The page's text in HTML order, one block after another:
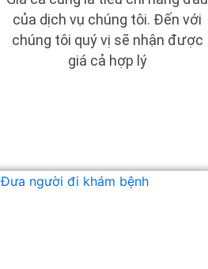
của dịch vụ chúng tôi. Đến với
chúng tôi quý vị sẽ nhận được
giá cả hợp lý